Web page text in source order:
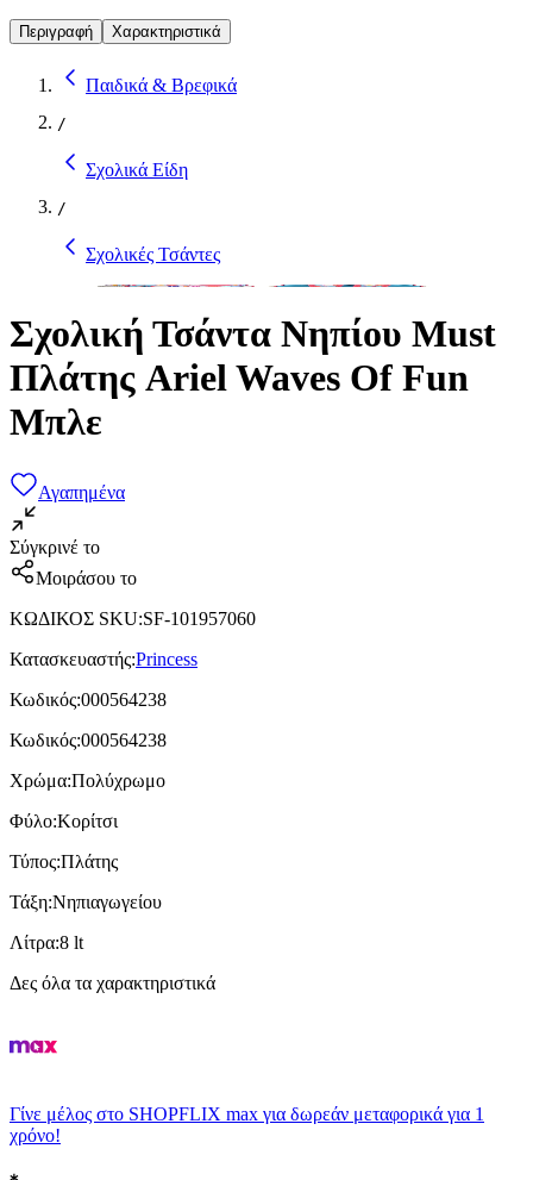
Περιγραφή Χαρακτηριστικά
Παιδικά & Βρεφικά
/
Σχολικά Είδη
/
Σχολικές Τσάντες
Σχολική Τσάντα Νηπίου Must
Πλάτης Ariel Waves Of Fun
Μπλε
Αγαπημένα
Σύγκρινέ το
Μοιράσου το
ΚΩΔΙΚΟΣ SKU:SF-101957060
Κατασκευαστής:Princess
Κωδικός:000564238
Κωδικός:000564238
Χρώμα:Πολύχρωμο
Φύλο:Κορίτσι
Τύπος:Πλάτης
Τάξη:Νηπιαγωγείου
Λίτρα:8 lt
Δες όλα τα χαρακτηριστικά
Γίνε μέλος στο SHOPFLIX max για δωρεάν μεταφορικά για 1
χρόνο!